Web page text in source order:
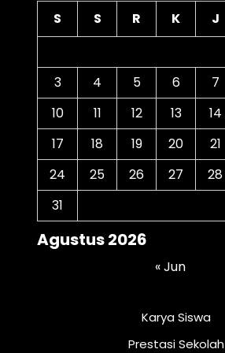
Agustus 2026
S S R K J
3
4 5 6 7
10
11 12 13 14
17
18 19 20 21
24
25 26 27 28
31
« Jun
Karya Siswa
Prestasi Sekolah